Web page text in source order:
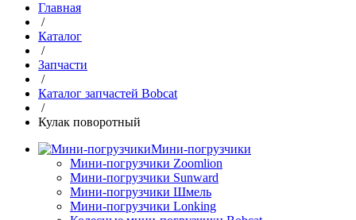
Главная
/
Каталог
/
Запчасти
/
Каталог запчастей Bobcat
/
Кулак поворотный
Мини-погрузчики
Мини-погрузчики Zoomlion
Мини-погрузчики Sunward
Мини-погрузчики Шмель
Мини-погрузчики Lonking